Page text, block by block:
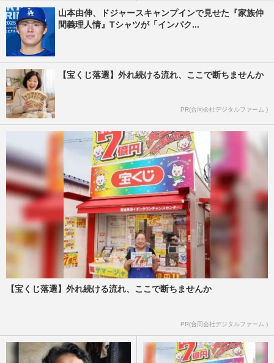
山本由伸、ドジャースキャンプインで見せた『家族仲
間義理人情』Tシャツが「インパク...
【宝くじ落選】外れ続ける流れ、ここで断ちませんか
PR(合同会社デジタルファーム )
【宝くじ落選】外れ続ける流れ、ここで断ちませんか
PR(合同会社デジタルファーム )